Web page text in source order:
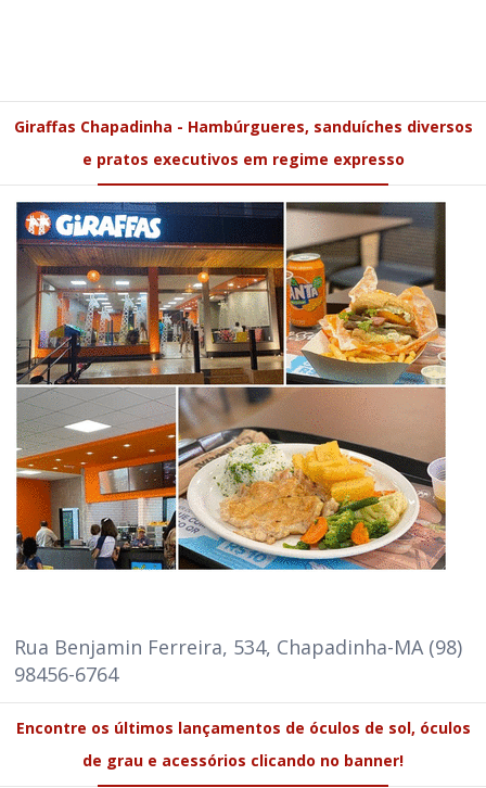
Giraffas Chapadinha - Hambúrgueres, sanduíches diversos
e pratos executivos em regime expresso
Rua Benjamin Ferreira, 534, Chapadinha-MA (98)
98456-6764
Encontre os últimos lançamentos de óculos de sol, óculos
de grau e acessórios clicando no banner!